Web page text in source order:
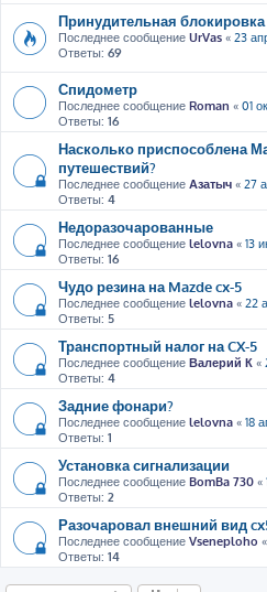
Принудительная
Последнее сообщение UrVas « 23
Ответы: 69
Спидометр
Последнее сообщение Roman « 01
Ответы: 16
Насколько приспособлена
путешествий?
Последнее сообщение Азатыч « 27
Ответы: 4
Недоразочарованные
Последнее сообщение lelovna « 13
Ответы: 16
Чудо резина на Mazde cx-5
Последнее сообщение lelovna « 22
Ответы: 5
Транспортный налог на CX-5
Последнее сообщение Валерий К «
Ответы: 4
Задние фонари?
Последнее сообщение lelovna « 18
Ответы: 1
Установка сигнализации
Последнее сообщение BomBa 730 «
Ответы: 2
Разочаровал внешний вид
Последнее сообщение Vseneploho «
Ответы: 14